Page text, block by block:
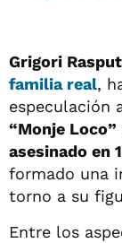
Grigori
familia real,
especulación
“Monje Loco”
asesinado en
formado una
torno a su
Entre los